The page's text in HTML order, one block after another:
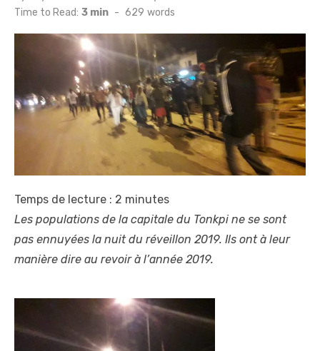
Time to Read: 3 min - 629 words
Temps de lecture : 2 minutes
Les populations de la capitale du Tonkpi ne se sont
pas ennuyées la nuit du réveillon 2019. Ils ont à leur
manière dire au revoir à l’année 2019.